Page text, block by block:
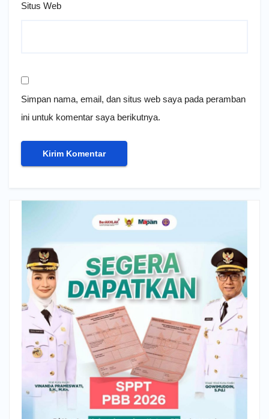
Situs Web
Simpan nama, email, dan situs web saya pada peramban
ini untuk komentar saya berikutnya.